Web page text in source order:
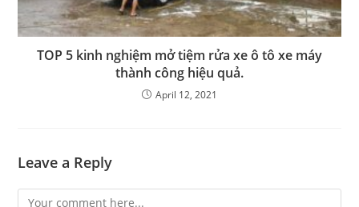
TOP 5 kinh nghiệm mở tiệm rửa xe ô tô xe máy
thành công hiệu quả.
April 12, 2021
Leave a Reply
Comment